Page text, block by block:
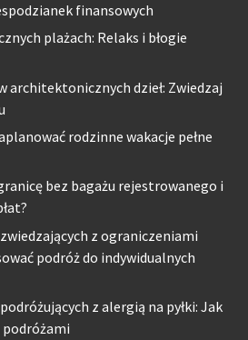
finansowych
plażach: Relaks i błogie
architektonicznych dzieł: Zwiedzaj
rodzinne wakacje pełne
bez bagażu rejestrowanego i
z ograniczeniami
podróż do indywidualnych
z alergią na pyłki: Jak
podróżami